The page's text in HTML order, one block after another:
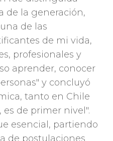
de la generación,
de las
de mi vida,
profesionales y
aprender, conocer
y concluyó
tanto en Chile
de primer nivel".
esencial, partiendo
de postulaciones